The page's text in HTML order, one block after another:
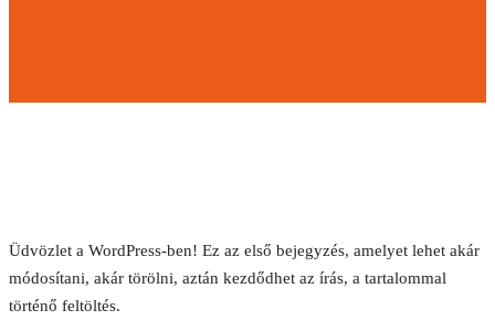
Üdvözlet a WordPress-ben! Ez az első bejegyzés, amelyet lehet akár
módosítani, akár törölni, aztán kezdődhet az írás, a tartalommal
történő feltöltés.